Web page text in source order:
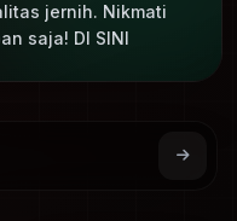
jernih. Nikmati
saja! DI SINI